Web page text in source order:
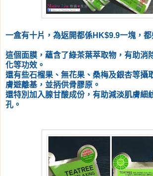
一盒有十片，為返開都係HK$9.9一塊，都
這個面膜，蘊含了綠茶葉萃取物，有助消
化等功效。
還有些石榴果、無花果、桑梅及銀杏等攝
膚遊離基，並抦供骨膠原。
還特別加入腺甘酸成份，有助減淡肌膚細
孔。